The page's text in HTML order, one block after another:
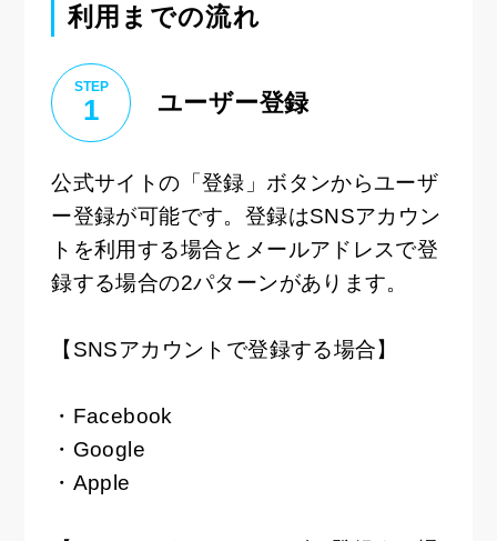
利用までの流れ
STEP
1 ユーザー登録
公式サイトの「登録」ボタンからユーザ
ー登録が可能です。登録はSNSアカウン
トを利用する場合とメールアドレスで登
録する場合の2パターンがあります。
【SNSアカウントで登録する場合】
・Facebook
・Google
・Apple